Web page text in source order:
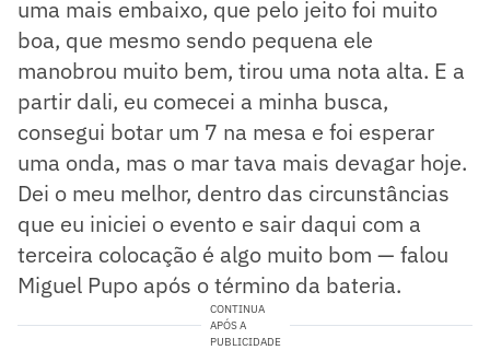
uma mais embaixo, que pelo jeito foi muito
boa, que mesmo sendo pequena ele
manobrou muito bem, tirou uma nota alta. E a
partir dali, eu comecei a minha busca,
consegui botar um 7 na mesa e foi esperar
uma onda, mas o mar tava mais devagar hoje.
Dei o meu melhor, dentro das circunstâncias
que eu iniciei o evento e sair daqui com a
terceira colocação é algo muito bom — falou
Miguel Pupo após o término da bateria.
CONTINUA
APÓS A
PUBLICIDADE